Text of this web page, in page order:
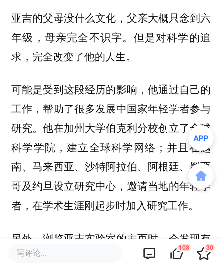
亚吉的父母没什么文化，父亲大概只念到六
年级，母亲完全不识字。但是对科学的追
求，完全改变了他的人生。
可能是受到这段经历的影响，他通过自己的
工作，帮助了很多发展中国家年轻学者参与
研究。他在加州大学伯克利分校创立了全球
科学学院，建立全球科学网络；并且在越
南、马来西亚、沙特阿拉伯、阿根廷、墨西
哥及约旦设立研究中心，邀请当地的年轻学
者，在学术生涯刚起步时加入研究工作。
另外，浏览亚吉实验室的主页时，会发现有
不少中国学生。他在采访中提到，
最初向他
写评论... 103 30